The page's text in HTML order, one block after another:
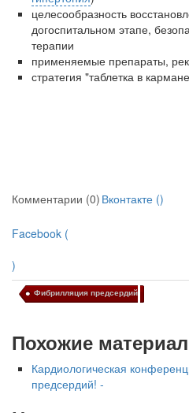
целесообразность
догоспитальном этапе,
терапии
применяемые препараты,
стратегия "таблетка в
Комментарии (0) Вконтакте ()
Facebook (
)
Фибрилляция предсердий
Похожие
Кардиологическая
предсердий! -